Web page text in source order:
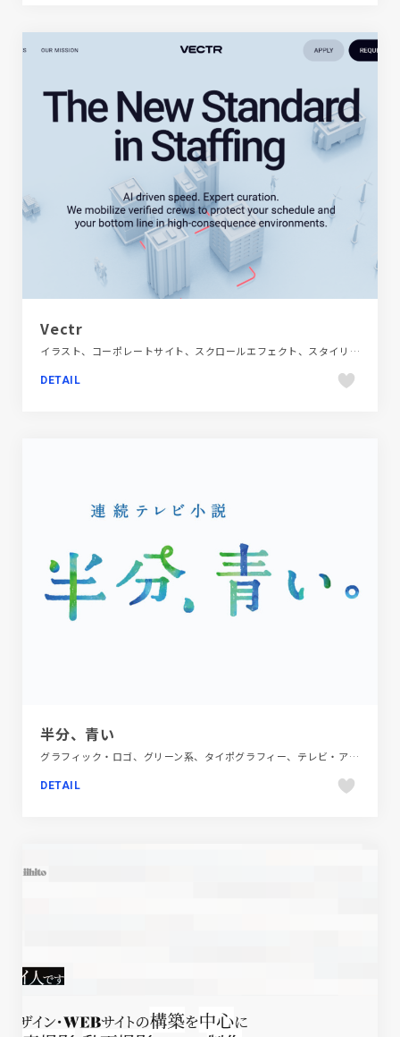
Vectr
イラスト、コーポレートサイト、スクロールエフェクト、スタイリッシュ、テクノロジー・サイエンス、ホワイト系
DETAIL
半分、青い
グラフィック・ロゴ、グリーン系、タイポグラフィー、テレビ・アニメ・映画・芸能、ブルー系
DETAIL